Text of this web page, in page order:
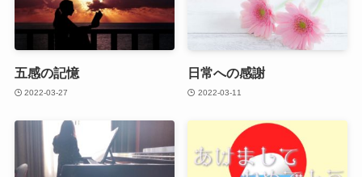
五感の記憶
2022-03-27
日常への感謝
2022-03-11